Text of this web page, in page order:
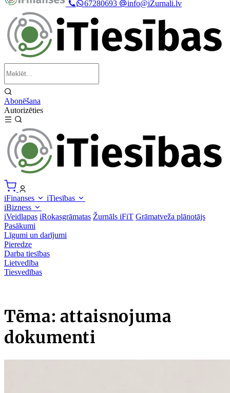
67280693
info@iZurnali.lv
Abonēšana
Autorizēties
iFinanses
iTiesības
iBizness
iVeidlapas iRokasgrāmatas Žurnāls iFiT Grāmatveža plānotājs
Pasākumi
Līgumi un darījumi
Pieredze
Darba tiesības
Lietvedība
Tiesvedības
Tēma: attaisnojuma
dokumenti